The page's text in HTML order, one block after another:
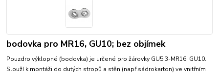
bodovka pro MR16, GU10; bez objímek
Pouzdro výklopné (bodovka) je určené pro žárovky GU5,3-MR16; GU10.
Slouží k montáži do dutých stropů a stěn (např.sádrokarton) ve vnitřním